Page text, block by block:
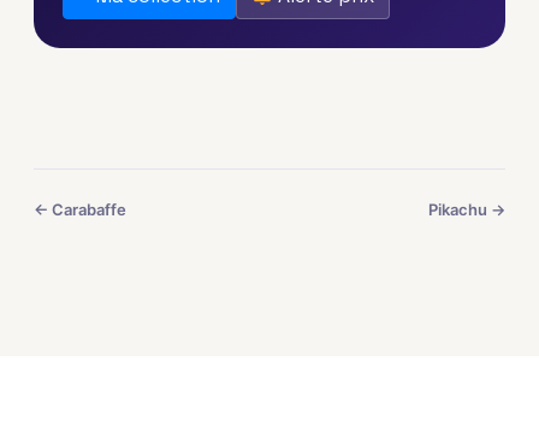
← Carabaffe Pikachu →